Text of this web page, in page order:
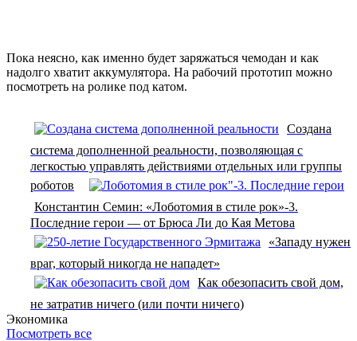
Пока неясно, как именно будет заряжаться чемодан и как
надолго хватит аккумулятора. На рабочий прототип можно
посмотреть на ролике под катом.
Создана
система дополненной реальности, позволяющая с
легкостью управлять действиями отдельных или группы
роботов
Константин Семин: «Лоботомия в стиле рок»-3.
Последние герои — от Брюса Ли до Кая Метова
«Западу нужен
враг, который никогда не нападет»
Как обезопасить свой дом,
не затратив ничего (или почти ничего)
Экономика
Посмотреть все